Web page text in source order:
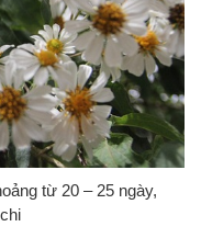
từ 20 – 25 ngày,